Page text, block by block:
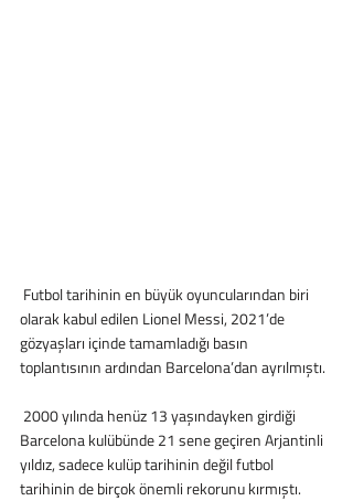
olarak kabul edilen Lionel Messi, 2021’de
gözyaşları içinde tamamladığı basın
toplantısının ardından Barcelona’dan ayrılmıştı.
Barcelona kulübünde 21 sene geçiren Arjantinli
yıldız, sadece kulüp tarihinin değil futbol
tarihinin de birçok önemli rekorunu kırmıştı.